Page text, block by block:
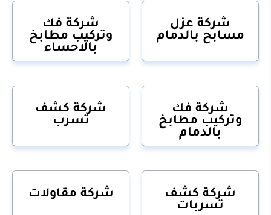
شركة عزل
مسابح بالدمام
شركة فك
وتركيب مطابخ
بالاحساء
شركة فك
وتركيب مطابخ
بالدمام
شركة كشف
تسرب
شركة كشف
تسربات
شركة مقاولات